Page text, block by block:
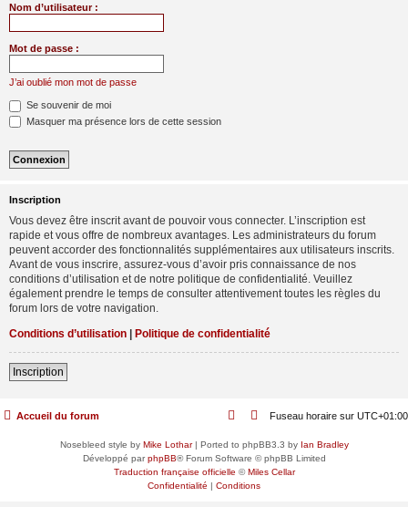
Nom d’utilisateur :
Mot de passe :
J’ai oublié mon mot de passe
Se souvenir de moi
Masquer ma présence lors de cette session
Inscription
Vous devez être inscrit avant de pouvoir vous connecter. L’inscription est
rapide et vous offre de nombreux avantages. Les administrateurs du forum
peuvent accorder des fonctionnalités supplémentaires aux utilisateurs inscrits.
Avant de vous inscrire, assurez-vous d’avoir pris connaissance de nos
conditions d’utilisation et de notre politique de confidentialité. Veuillez
également prendre le temps de consulter attentivement toutes les règles du
forum lors de votre navigation.
Conditions d’utilisation | Politique de confidentialité
Inscription
Accueil du forum Fuseau horaire sur UTC+01:00
Nosebleed style by Mike Lothar| Ported to phpBB3.3 by Ian Bradley
Développé parphpBB® Forum Software © phpBB Limited
Traduction française officielle ©Miles Cellar
Confidentialité | Conditions